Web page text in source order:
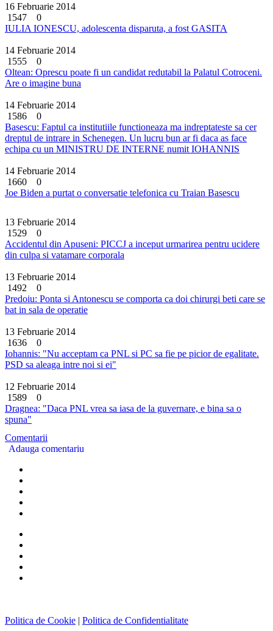
16 Februarie 2014
1547
0
IULIA IONESCU, adolescenta disparuta, a fost GASITA
14 Februarie 2014
1555
0
Oltean: Oprescu poate fi un candidat redutabil la Palatul Cotroceni.
Are o imagine buna
14 Februarie 2014
1586
0
Basescu: Faptul ca institutiile functioneaza ma indreptateste sa cer
dreptul de intrare in Schenegen. Un lucru bun ar fi daca as face
echipa cu un MINISTRU DE INTERNE numit IOHANNIS
14 Februarie 2014
1660
0
Joe Biden a purtat o conversatie telefonica cu Traian Basescu
13 Februarie 2014
1529
0
Accidentul din Apuseni: PICCJ a inceput urmarirea pentru ucidere
din culpa si vatamare corporala
13 Februarie 2014
1492
0
Predoiu: Ponta si Antonescu se comporta ca doi chirurgi beti care se
bat in sala de operatie
13 Februarie 2014
1636
0
Iohannis: "Nu acceptam ca PNL si PC sa fie pe picior de egalitate.
PSD sa aleaga intre noi si ei"
12 Februarie 2014
1589
0
Dragnea: "Daca PNL vrea sa iasa de la guvernare, e bina sa o
spuna"
Comentarii
Adauga comentariu
Politica de Cookie | Politica de Confidentialitate